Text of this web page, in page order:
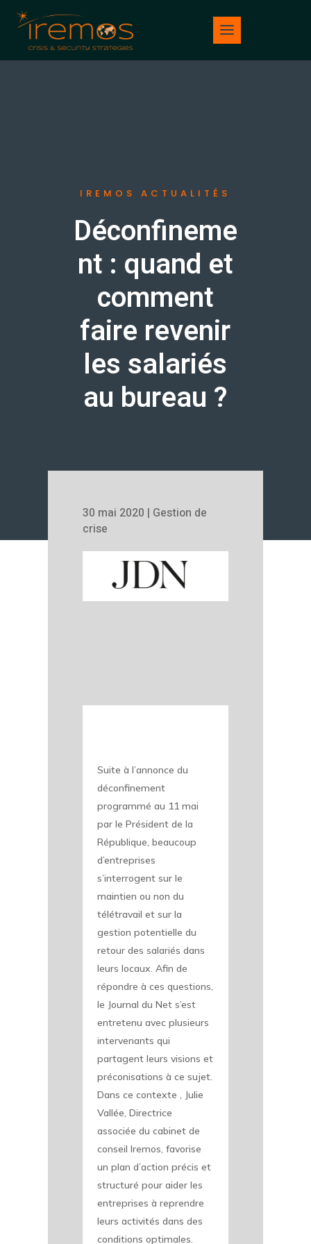
IREMOS ACTUALITÉS
Déconfineme
nt : quand et
comment
faire revenir
les salariés
au bureau ?
30 mai 2020 | Gestion de
crise
Suite à l’annonce du
déconfinement
programmé au 11 mai
par le Président de la
République, beaucoup
d’entreprises
s’interrogent sur le
maintien ou non du
télétravail et sur la
gestion potentielle du
retour des salariés dans
leurs locaux. Afin de
répondre à ces questions,
le Journal du Net s’est
entretenu avec plusieurs
intervenants qui
partagent leurs visions et
préconisations à ce sujet.
Dans ce contexte , Julie
Vallée, Directrice
associée du cabinet de
conseil Iremos, favorise
un plan d’action précis et
structuré pour aider les
entreprises à reprendre
leurs activités dans des
conditions optimales.